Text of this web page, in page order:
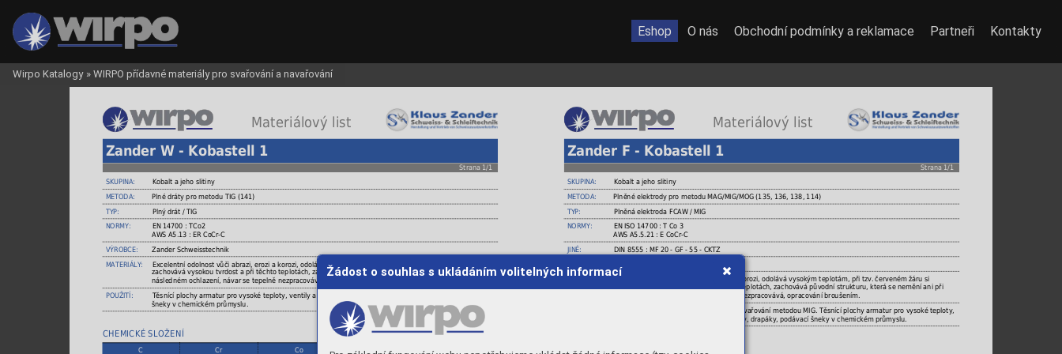
Žádost o souhlas s ukládáním volitelných informací
Materiálový list
Zander W - Kobastell 1
Strana 1/1
SKUPINA: Kobalt a jeho slitiny
METODA: Plné dráty pro metodu TIG (141)
TYP: Plný drát / TIG
NORMY:
EN 14700 : TCo2
AWS A5.13 : ER CoCr-C
VÝROBCE:
Zander Schweisstechnik
MATERIÁLY:
Excelentní odolnost vůči abrazi, erozi a korozi, odolává vysokým teplotám, při tzv. červeném žáru si
zachovává vysokou tvrdost a při těchto teplotách, zachovává původní strukturu, která se nemění ani při
následném ochlazení, návar se tepelně nezpracovává, opracování broušením.
POUŽITÍ:
Těsnící plochy armatur pro vysoké teploty, ventily a sedle spalovacích motorů, mlýny, drapáky, podávací
šneky v chemickém průmyslu.
CHEMICKÉ SLOŽENÍ
C Cr Co W
Materiálový list
Zander F - Kobastell 1
Strana 1/1
SKUPINA: Kobalt a jeho slitiny
METODA: Plněné elektrody pro metodu MAG/MIG/MOG (135, 136, 138, 114)
TYP: Plněná elektroda FCAW / MIG
NORMY:
EN ISO 14700 : T Co 3
AWS A5.5.21 : E CoCr-C
JINÉ:
DIN 8555 : MF 20 - GF - 55 - CKTZ
Excelentní odolnost vůči abrazi, erozi a korozi, odolává vysokým teplotám, při tzv. červeném žáru si
zachovává vysokou tvrdost a při těchto teplotách, zachovává původní strukturu, která se nemění ani při
následném ochlazení, návar se tepelně nezpracovává, opracování broušením.
Trubičkový drát na kobaltové bázi pro navařování metodou MIG. Těsnící plochy armatur pro vysoké teploty,
ventily a sedle spalovacích motorů, mlýny, drapáky, podávací šneky v chemickém průmyslu.
Eshop O nás Obchodní podmínky a reklamace Partneři Kontakty
Wirpo Katalogy » WIRPO přídavné materiály pro svařování a navařování